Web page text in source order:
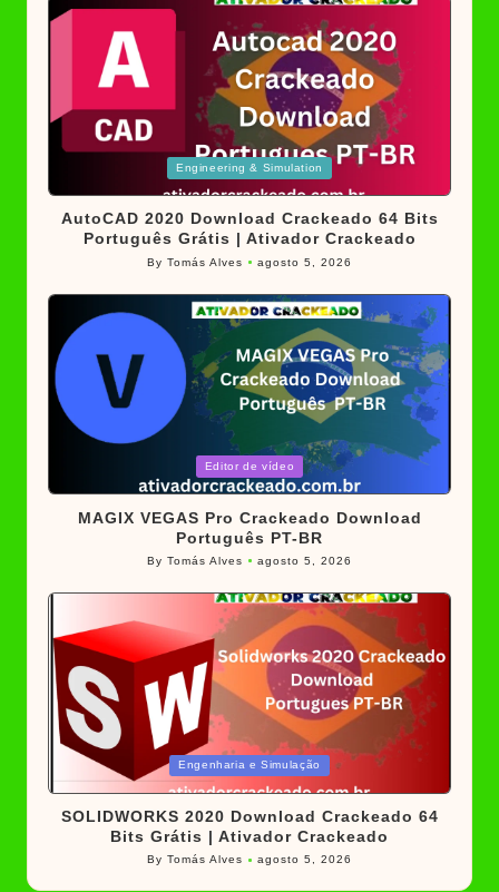
Engineering & Simulation
AutoCAD 2020 Download Crackeado 64 Bits
Português Grátis | Ativador Crackeado
Posted
ByTomás Alves agosto 5, 2026
Editor de vídeo
MAGIX VEGAS Pro Crackeado Download
Português PT-BR
Posted
ByTomás Alves agosto 5, 2026
Posted
Engenharia e Simulação
SOLIDWORKS 2020 Download Crackeado 64
Bits Grátis | Ativador Crackeado
Posted
by
ByTomás Alves agosto 5, 2026